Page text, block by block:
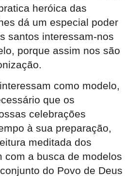
heróica das
dá um especial poder
santos interessam-nos
porque assim nos são
como modelo,
que os
celebrações
à sua preparação,
meditada dos
com a busca de modelos
do Povo de Deus